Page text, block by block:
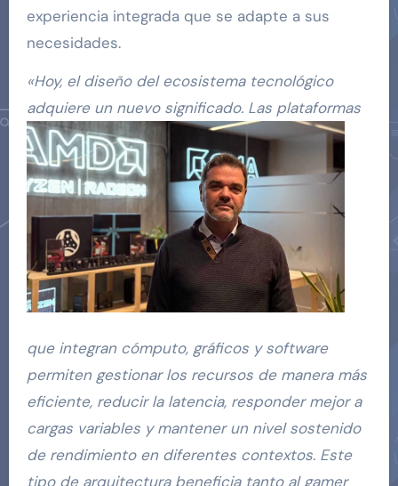
experiencia integrada que se adapte a sus
necesidades.
«Hoy, el diseño del ecosistema tecnológico
adquiere un nuevo significado. Las plataformas
que integran cómputo, gráficos y software
permiten gestionar los recursos de manera más
eficiente, reducir la latencia, responder mejor a
cargas variables y mantener un nivel sostenido
de rendimiento en diferentes contextos. Este
tipo de arquitectura beneficia tanto al gamer